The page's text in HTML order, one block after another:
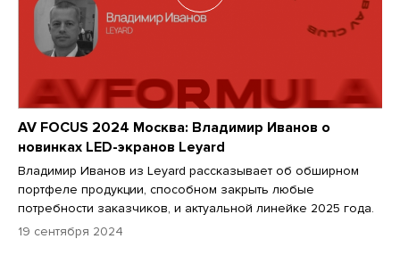
AV FOCUS 2024 Москва: Владимир Иванов о
новинках LED-экранов Leyard
Владимир Иванов из Leyard рассказывает об обширном
портфеле продукции, способном закрыть любые
потребности заказчиков, и актуальной линейке 2025 года.
19 сентября 2024